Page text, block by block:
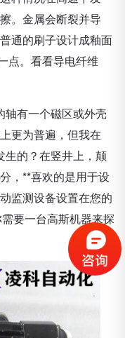
。金属会断裂并导
通的刷子设计成釉面
点。看看导电纤维
轴有一个磁区或外壳
更为普遍，但我在
生的？在竖井上，颠
，**喜欢的是用于设
监测设备设置在您的
要一台高斯机器来探